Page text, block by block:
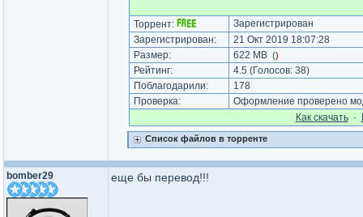
Торрент:
Зарегистрирован
Зарегистрирован:
21 Окт 2019 18:07:28
Размер:
622 MB ()
Рейтинг: 4.5 (Голосов: 38)
Поблагодарили:
178
Проверка:
Оформление проверено
Как cкачать·
Список файлов в торренте
bomber29 еще бы перевод!!!